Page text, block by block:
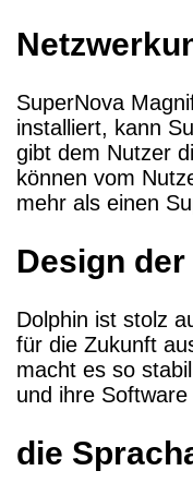
SuperNova
installiert, kann
gibt dem Nutzer
können vom
mehr als einen
Design
Dolphin ist stolz
für die Zukunft
macht es so
und ihre
die